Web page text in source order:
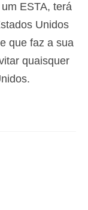
ESTA, terá
Unidos
que faz a sua
quaisquer